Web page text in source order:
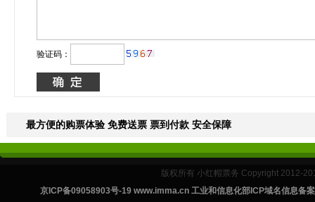
验证码：
最方便的购票体验 免费送票 票到付款 安全保障
版权所有 小红帽票务 Copyright 2012-
京ICP备09058903号-19 www.imma.cn 工业和信息化部ICP域名信息备